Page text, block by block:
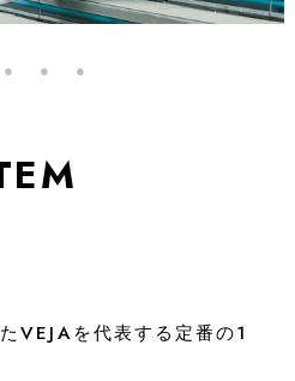
VEJAを代表する定番の1